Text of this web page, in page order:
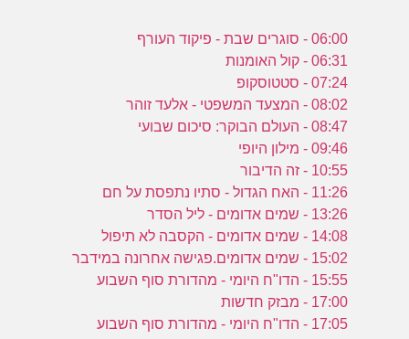
06:00 - סוגרים שבת - פיקוד העורף
06:31 - קול האומנות
07:24 - סטטוסקופ
08:02 - המצעד המשפטי - אלעד זוהר
08:47 - העולם הבוקר: סיכום שבועי
09:46 - מילון היופי
10:55 - זה הדיבור
11:26 - האח הגדול - סתיו נתפסת על חם
13:26 - שמים אדומים - ליל הסדר
14:08 - שמים אדומים - הקסבה לא תיפול
15:02 - שמים אדומים.פגישה אחרונה במידבר
15:55 - הדו"ח היומי - מהדורת סוף השבוע
17:00 - מבזק חדשות
17:05 - הדו"ח היומי - מהדורת סוף השבוע